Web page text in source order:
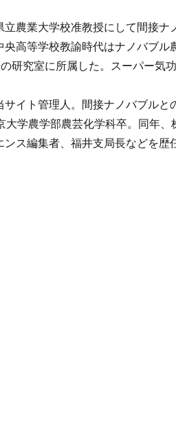
農業大学校准教授にして間接ナ
高等学校教諭時代はナノバブ
研究室に所属した。スーパー気
イト管理人。間接ナノバブルと
大学農学部農芸化学科卒。同年
ス編集者、福井支局長などを